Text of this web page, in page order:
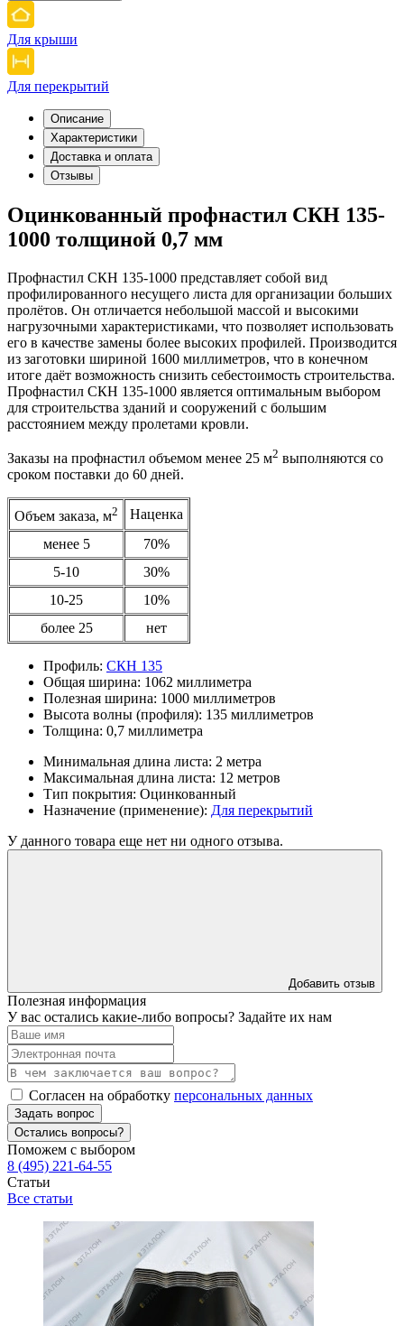
Для крыши
Для перекрытий
Описание
Характеристики
Доставка и оплата
Отзывы
Оцинкованный профнастил СКН 135-
1000 толщиной 0,7 мм
Профнастил СКН 135-1000 представляет собой вид
профилированного несущего листа для организации больших
пролётов. Он отличается небольшой массой и высокими
нагрузочными характеристиками, что позволяет использовать
его в качестве замены более высоких профилей. Производится
из заготовки шириной 1600 миллиметров, что в конечном
итоге даёт возможность снизить себестоимость строительства.
Профнастил СКН 135-1000 является оптимальным выбором
для строительства зданий и сооружений с большим
расстоянием между пролетами кровли.
Заказы на профнастил объемом менее 25 м2 выполняются со
сроком поставки до 60 дней.
Объем заказа, м2
Наценка
менее 5
70%
5-10
30%
10-25
10%
более 25
нет
Профиль: СКН 135
Общая ширина: 1062 миллиметра
Полезная ширина: 1000 миллиметров
Высота волны (профиля): 135 миллиметров
Толщина: 0,7 миллиметра
Минимальная длина листа: 2 метра
Максимальная длина листа: 12 метров
Тип покрытия: Оцинкованный
Назначение (применение): Для перекрытий
У данного товара еще нет ни одного отзыва.
Добавить отзыв
Полезная информация
У вас остались какие-либо вопросы? Задайте их нам
Согласен на обработку персональных данных
Задать вопрос
Остались вопросы?
Поможем с выбором
8 (495) 221-64-55
Статьи
Все статьи